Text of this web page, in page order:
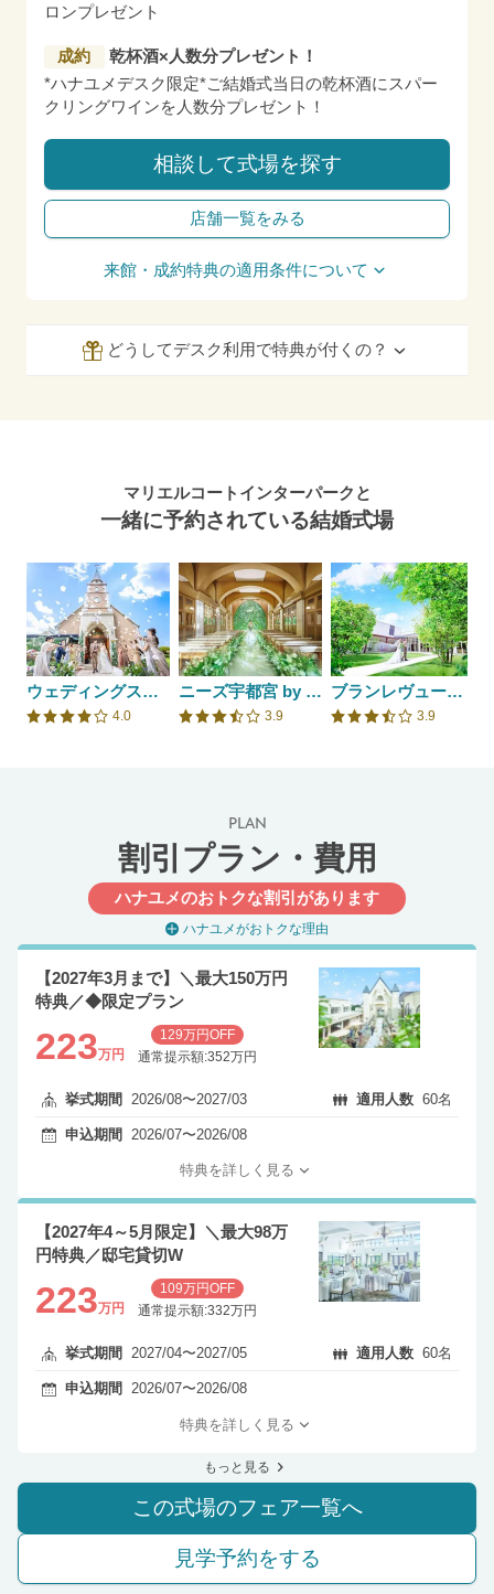
ロンプレゼント
成約
乾杯酒×人数分プレゼント！
*ハナユメデスク限定*ご結婚式当日の乾杯酒にスパー
クリングワインを人数分プレゼント！
相談して式場を探す
店舗一覧をみる
来館・成約特典の適用条件について
どうしてデスク利用で特典が付くの？
マリエルコートインターパークと
一緒に予約されている結婚式場
ウェディングスホテル・ベルクラシック東京
口コミ評価
4.0
ニーズ宇都宮 by T&G WEDDING(旧 アーカンジェル迎賓館 宇都宮)
口コミ評価
3.9
ブランレヴュー宇都宮 アクアテラス
口コミ評価
3.9
PLAN
割引プラン・費用
ハナユメのおトクな割引があります
ハナユメがおトクな理由
【2027年3月まで】＼最大150万円
特典／◆限定プラン
223万円
129万円OFF
通常提示額:352万円
挙式期間 2026/08〜2027/03 適用人数 60名
申込期間 2026/07〜2026/08
特典を詳しく見る
【2027年4～5月限定】＼最大98万
円特典／邸宅貸切W
223万円
109万円OFF
通常提示額:332万円
挙式期間 2027/04〜2027/05 適用人数 60名
申込期間 2026/07〜2026/08
特典を詳しく見る
もっと見る
この式場のフェア一覧へ
見学予約をする